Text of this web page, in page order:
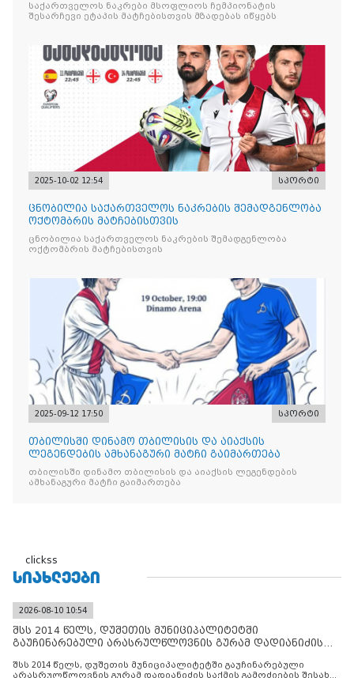
საქართველოს ნაკრები მსოფლიოს ჩემპიონატის
შესარჩევი ეტაპის მატჩებისთვის მზადებას იწყებს
2025-10-02 12:54 სპორტი
ცნობილია საქართველოს ნაკრების შემადგენლობა
ოქტომბრის მატჩებისთვის
ცნობილია საქართველოს ნაკრების შემადგენლობა
ოქტომბრის მატჩებისთვის
2025-09-12 17:50 სპორტი
თბილისში დინამო თბილისის და აიაქსის
ლეგენდების ამხანაგური მატჩი გაიმართება
თბილისში დინამო თბილისის და აიაქსის ლეგენდების
ამხანაგური მატჩი გაიმართება
clickss
ᲡᲘᲐᲮᲚᲔᲔᲑᲘ
2026-08-10 10:54
შსს 2014 წელს, დუშეთის მუნიციპალიტეტში
გაუჩინარებული არასრულწლოვნის გურამ დადიანიძის
შსს 2014 წელს, დუშეთის მუნიციპალიტეტში გაუჩინარებული
არასრულწლოვნის გურამ დადიანიძის საქმის გამოძიების შესახებ